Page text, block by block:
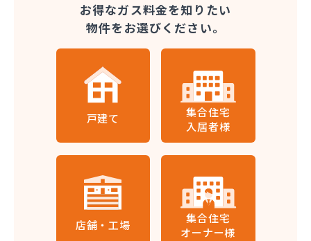
お得なガス料金を知りたい
物件をお選びください。
戸建て
集合住宅
入居者様
店舗・工場
集合住宅
オーナー様